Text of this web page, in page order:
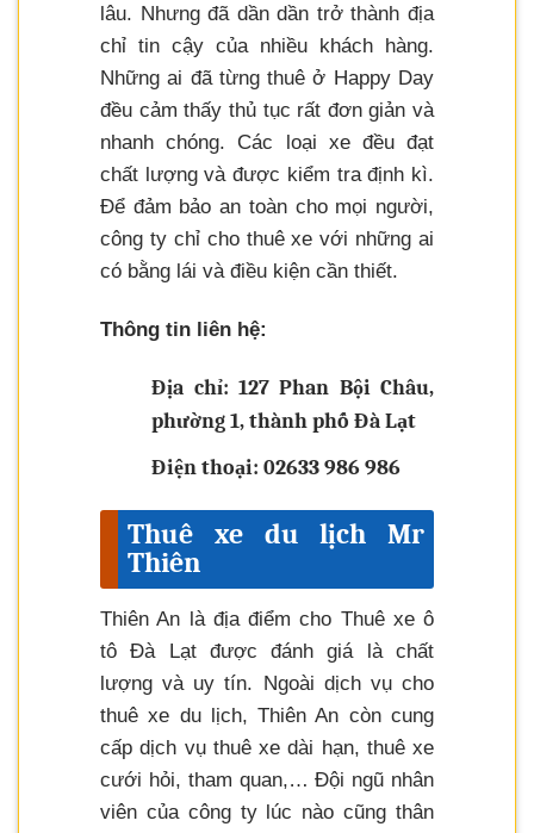
lâu. Nhưng đã dần dần trở thành địa
chỉ tin cậy của nhiều khách hàng.
Những ai đã từng thuê ở Happy Day
đều cảm thấy thủ tục rất đơn giản và
nhanh chóng. Các loại xe đều đạt
chất lượng và được kiểm tra định kì.
Để đảm bảo an toàn cho mọi người,
công ty chỉ cho thuê xe với những ai
có bằng lái và điều kiện cần thiết.
Thông tin liên hệ:
Địa chỉ: 127 Phan Bội Châu,
phường 1, thành phố Đà Lạt
Điện thoại: 02633 986 986
Thuê xe du lịch Mr
Thiên
Thiên An là địa điểm cho Thuê xe ô
tô Đà Lạt được đánh giá là chất
lượng và uy tín. Ngoài dịch vụ cho
thuê xe du lịch, Thiên An còn cung
cấp dịch vụ thuê xe dài hạn, thuê xe
cưới hỏi, tham quan,… Đội ngũ nhân
viên của công ty lúc nào cũng thân